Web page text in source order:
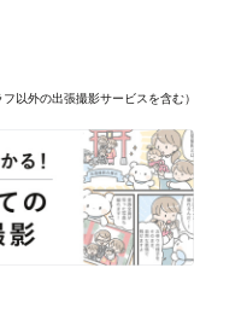
以外の出張撮影サービスを含む）